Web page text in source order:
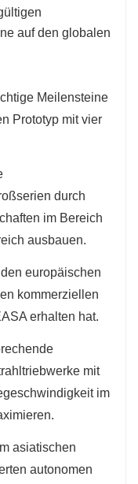
auf den globalen
Meilensteine
Prototyp mit vier
durch
im Bereich
ausbauen.
europäischen
kommerziellen
erhalten hat.
mit
im
asiatischen
autonomen